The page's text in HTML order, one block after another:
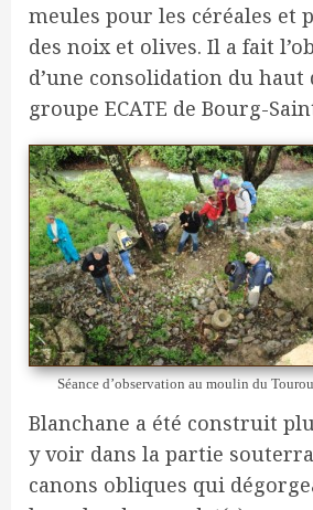
meules pour les céréales et
des noix et olives. Il a fait
d’une consolidation du haut
groupe ECATE de Bourg-
Séance d’observation au moulin du
Blanchane a été construit
y voir dans la partie
canons obliques qui